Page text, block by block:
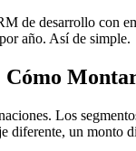
de desarrollo con
año. Así de simple.
Cómo
Los
diferente, un monto